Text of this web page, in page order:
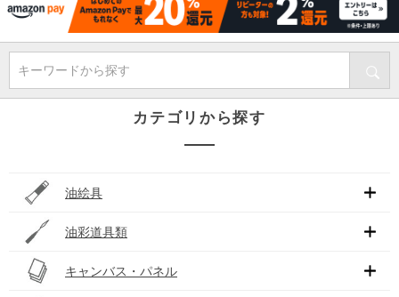
キーワードから探す
カテゴリから探す
油絵具
油彩道具類
キャンバス・パネル